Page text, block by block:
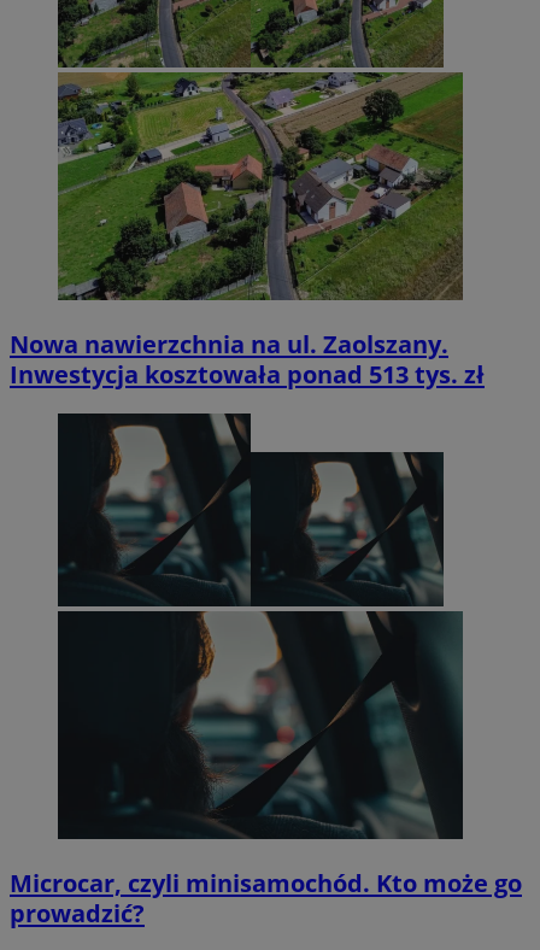
Nowa nawierzchnia na ul. Zaolszany.
Inwestycja kosztowała ponad 513 tys. zł
Microcar, czyli minisamochód. Kto może go
prowadzić?